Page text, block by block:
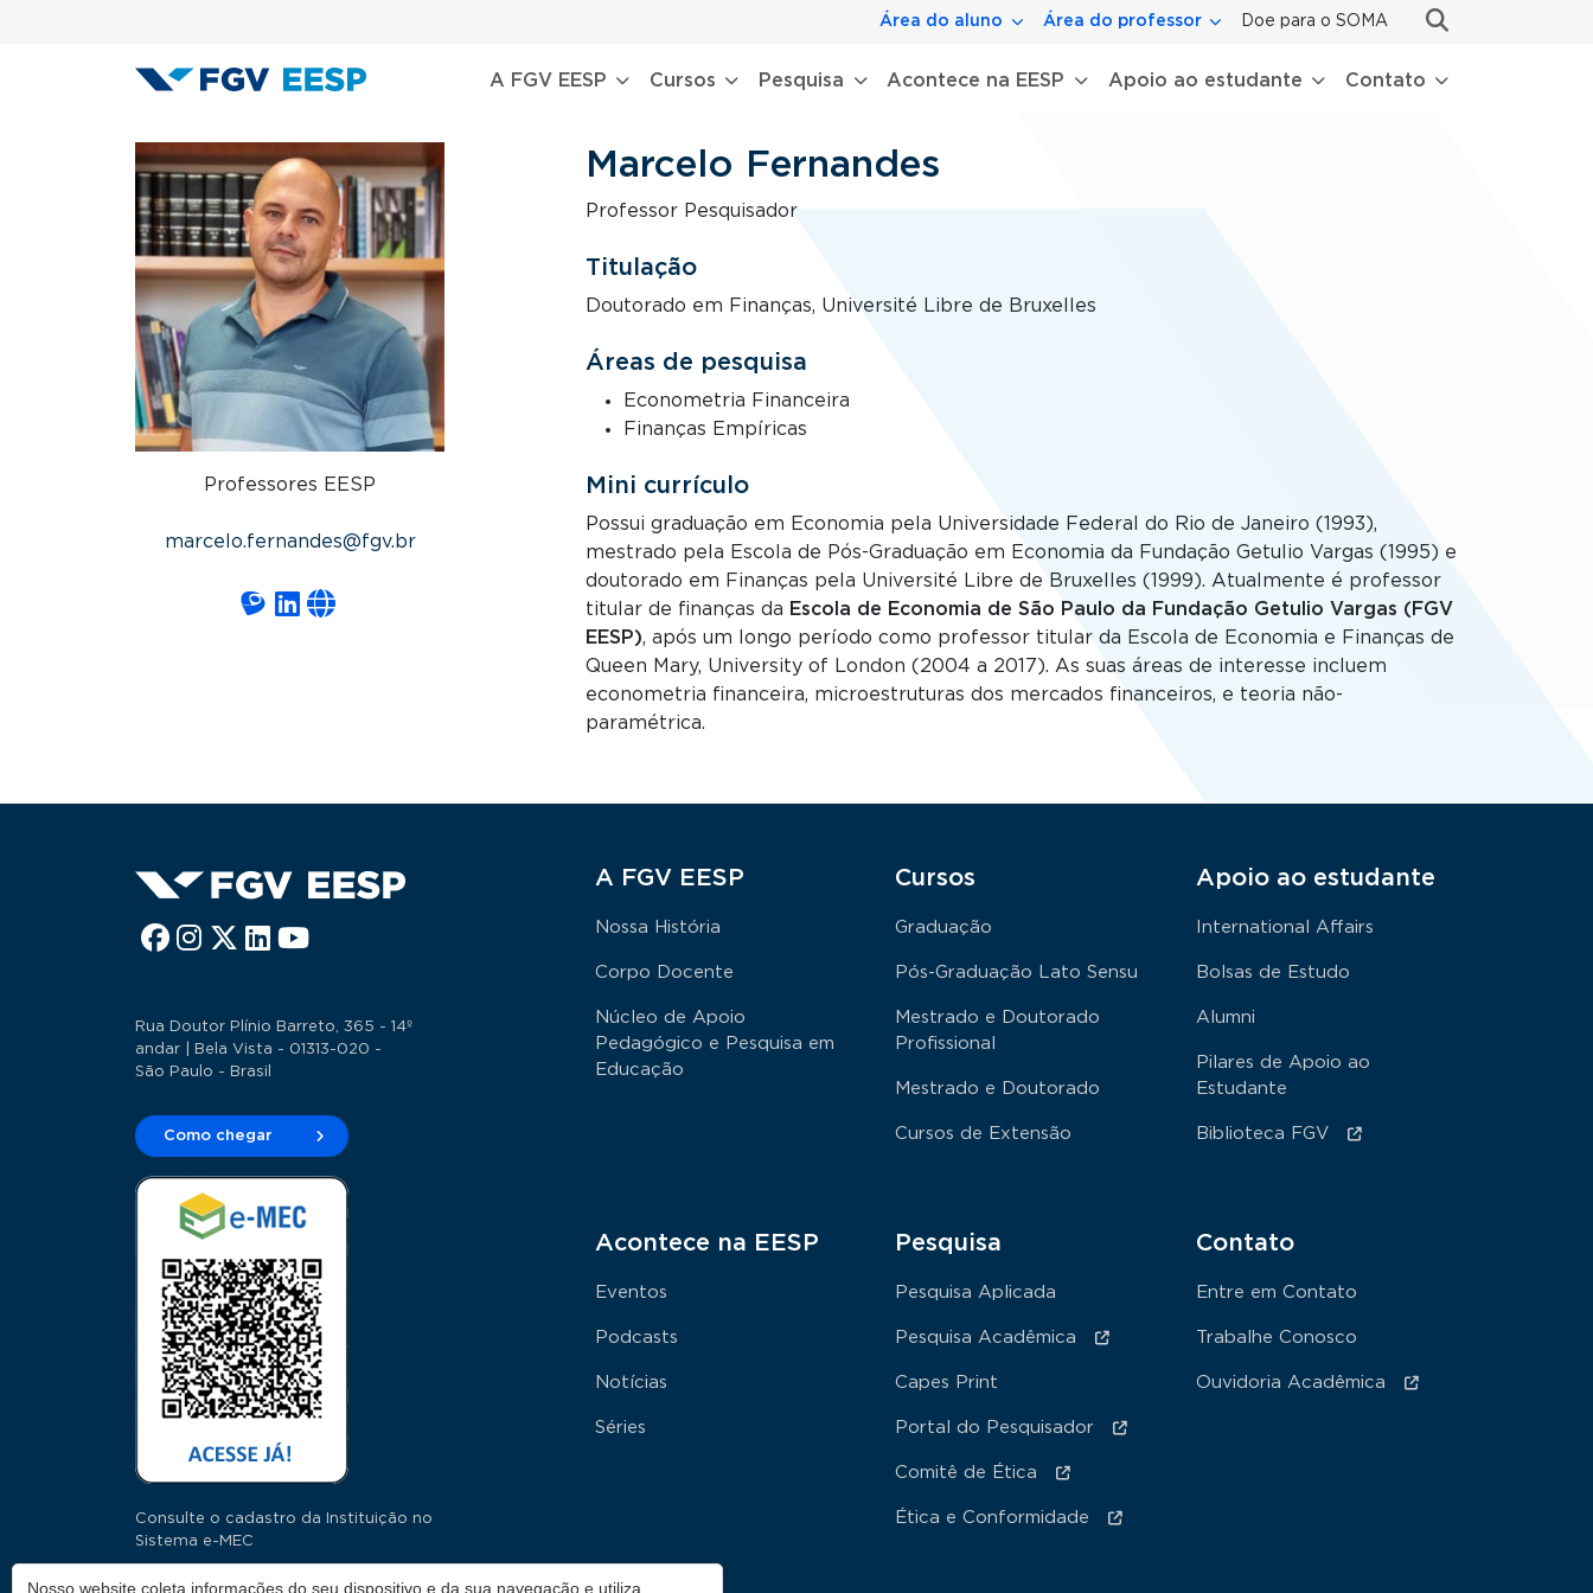
Área do aluno Área do professor Doe para o SOMA
Navegação principal
A FGV EESP Cursos Pesquisa Acontece na EESP Apoio ao estudante Contato
Professores EESP
marcelo.fernandes@fgv.br
Marcelo Fernandes
Professor Pesquisador
Titulação
Doutorado em Finanças, Université Libre de Bruxelles
Áreas de pesquisa
Econometria Financeira
Finanças Empíricas
Mini currículo
Possui graduação em Economia pela Universidade Federal do Rio de Janeiro (1993),
mestrado pela Escola de Pós-Graduação em Economia da Fundação Getulio Vargas (1995) e
doutorado em Finanças pela Université Libre de Bruxelles (1999). Atualmente é professor
titular de finanças da Escola de Economia de São Paulo da Fundação Getulio Vargas (FGV
EESP), após um longo período como professor titular da Escola de Economia e Finanças de
Queen Mary, University of London (2004 a 2017). As suas áreas de interesse incluem
econometria financeira, microestruturas dos mercados financeiros, e teoria não-
paramétrica.
Rua Doutor Plínio Barreto, 365 - 14º
andar | Bela Vista - 01313-020 -
São Paulo - Brasil
Como chegar
Consulte o cadastro da Instituição no
Sistema e-MEC
Rodapé
A FGV EESP
Nossa História
Corpo Docente
Núcleo de Apoio
Pedagógico e Pesquisa em
Educação
Cursos
Graduação
Pós-Graduação Lato Sensu
Mestrado e Doutorado
Profissional
Mestrado e Doutorado
Cursos de Extensão
Apoio ao estudante
International Affairs
Bolsas de Estudo
Alumni
Pilares de Apoio ao
Estudante
Biblioteca FGV
Acontece na EESP
Eventos
Podcasts
Notícias
Séries
Pesquisa
Pesquisa Aplicada
Pesquisa Acadêmica
Capes Print
Portal do Pesquisador
Comitê de Ética
Ética e Conformidade
Contato
Entre em Contato
Trabalhe Conosco
Ouvidoria Acadêmica
Nosso website coleta informações do seu dispositivo e da sua navegação e utiliza